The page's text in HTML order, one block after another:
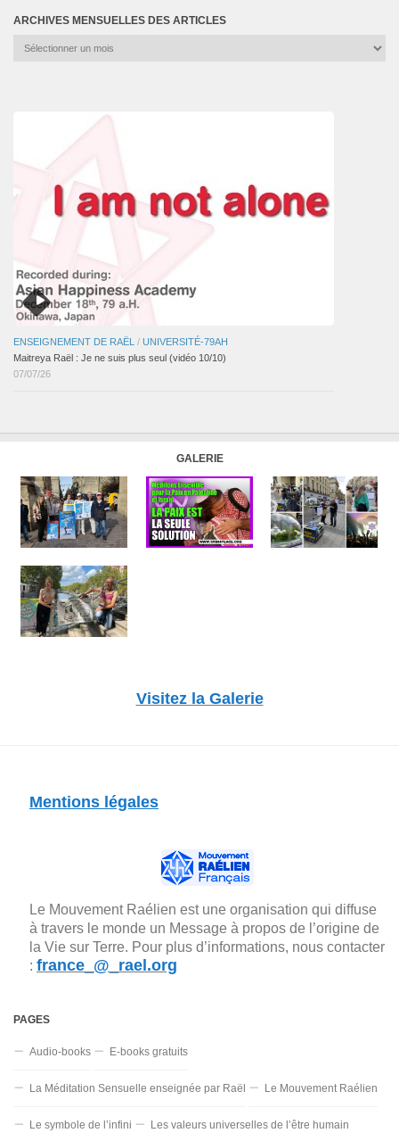
ARCHIVES MENSUELLES DES ARTICLES
Archives
ENSEIGNEMENT DE RAËL / UNIVERSITÉ-79AH
Maitreya Raël : Je ne suis plus seul (vidéo 10/10)
07/07/26
GALERIE
Visitez la Galerie
Mentions légales
Le Mouvement Raélien est une organisation qui diffuse
à travers le monde un Message à propos de l’origine de
la Vie sur Terre. Pour plus d’informations, nous contacter
: france_@_rael.org
PAGES
Audio-books E-books gratuits
La Méditation Sensuelle enseignée par Raël Le Mouvement Raélien
Le symbole de l’infini Les valeurs universelles de l’être humain